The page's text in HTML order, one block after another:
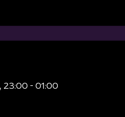
23:00 - 01:00